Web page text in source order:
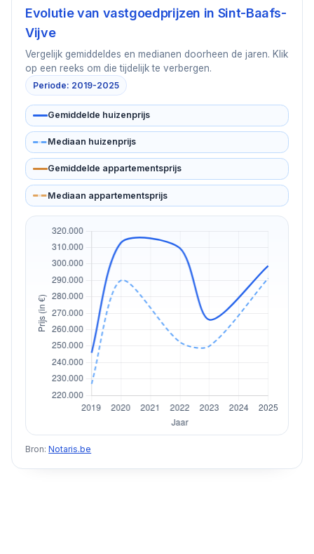
Evolutie van vastgoedprijzen in Sint-Baafs-
Vijve
Vergelijk gemiddeldes en medianen doorheen de jaren. Klik
op een reeks om die tijdelijk te verbergen.
Periode: 2019-2025
Gemiddelde huizenprijs
Mediaan huizenprijs
Gemiddelde appartementsprijs
Mediaan appartementsprijs
Bron:Notaris.be